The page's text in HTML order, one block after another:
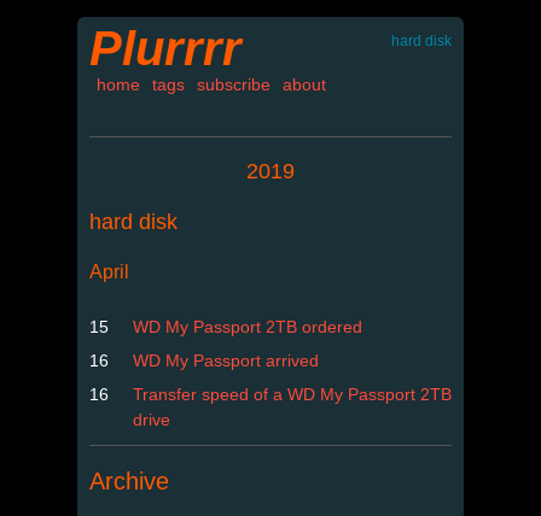
Plurrrr hard disk
home tags subscribe about
2019
hard disk
April
15
WD My Passport 2TB ordered
16
WD My Passport arrived
16
Transfer speed of a WD My Passport 2TB
drive
Archive